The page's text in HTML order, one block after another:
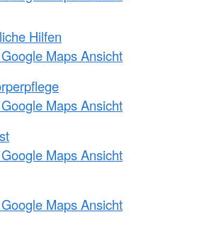
Hilfen
Maps Ansicht
Maps Ansicht
Maps Ansicht
Maps Ansicht